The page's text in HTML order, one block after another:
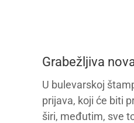
Grabežljiva
U bulevarskoj
prijava, koji će biti
širi, međutim, sve